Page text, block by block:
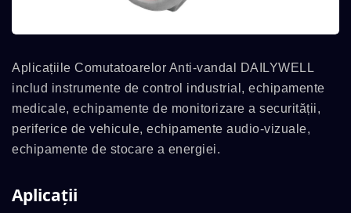
Aplicațiile Comutatoarelor Anti-vandal DAILYWELL
includ instrumente de control industrial, echipamente
medicale, echipamente de monitorizare a securității,
periferice de vehicule, echipamente audio-vizuale,
echipamente de stocare a energiei.
Aplicații